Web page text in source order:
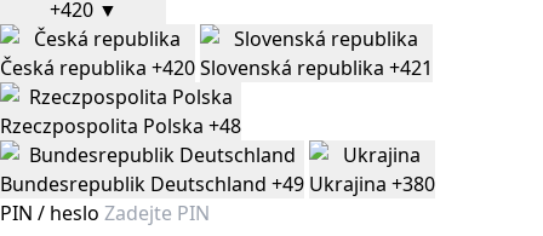
+420 ▼
Česká republika +420Slovenská republika +421
Rzeczpospolita Polska +48
Bundesrepublik Deutschland +49 Ukrajina +380
PIN / heslo